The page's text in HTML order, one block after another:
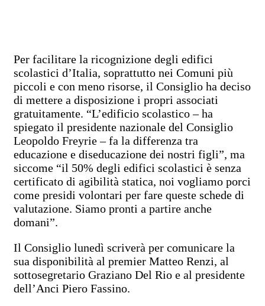
Per facilitare la ricognizione degli edifici
scolastici d’Italia, soprattutto nei Comuni più
piccoli e con meno risorse, il Consiglio ha deciso
di mettere a disposizione i propri associati
gratuitamente. “L’edificio scolastico – ha
spiegato il presidente nazionale del Consiglio
Leopoldo Freyrie – fa la differenza tra
educazione e diseducazione dei nostri figli”, ma
siccome “il 50% degli edifici scolastici è senza
certificato di agibilità statica, noi vogliamo porci
come presidi volontari per fare queste schede di
valutazione. Siamo pronti a partire anche
domani”.
Il Consiglio lunedì scriverà per comunicare la
sua disponibilità al premier Matteo Renzi, al
sottosegretario Graziano Del Rio e al presidente
dell’Anci Piero Fassino.